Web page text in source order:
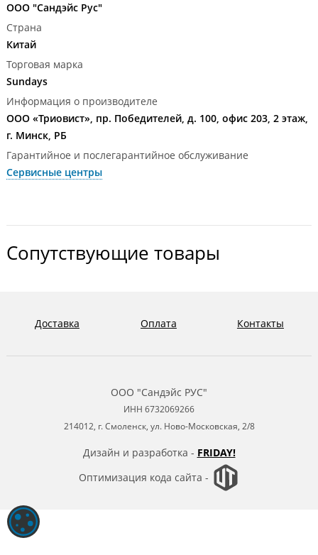
ООО "Сандэйс Рус"
Страна
Китай
Торговая марка
Sundays
Информация о производителе
ООО «Триовист», пр. Победителей, д. 100, офис 203, 2 этаж,
г. Минск, РБ
Гарантийное и послегарантийное обслуживание
Сервисные центры
Сопутствующие товары
ООО "Сандэйс РУС"
ИНН 6732069266
214012, г. Смоленск, ул. Ново-Московская, 2/8
Дизайн и разработка - FRIDAY!
Оптимизация кода сайта -
Доставка Оплата Контакты
ОБРАБОТКА ФАЙЛОВ COOKIE